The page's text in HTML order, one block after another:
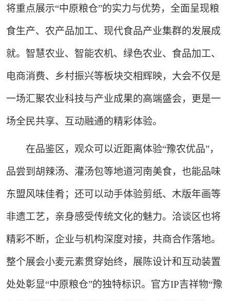
将重点展示“中原粮仓”的实力与优势，全面呈现粮
食生产、农产品加工、现代食品产业集群的发展成
就。智慧农业、智能农机、绿色农业、食品加工、
电商消费、乡村振兴等板块交相辉映，大会不仅是
一场汇聚农业科技与产业成果的高端盛会，更是一
场全民共享、互动融通的精彩体验。
在品鉴区，观众可以近距离体验“豫农优品”，
品尝到胡辣汤、灌汤包等地道河南美食，也能品味
东盟风味佳肴；还可以动手体验剪纸、木版年画等
非遗工艺，亲身感受传统文化的魅力。洽谈区也将
精彩不断，企业与机构深度对接，共商合作落地。
整个展会小麦元素贯穿始终，展陈设计和互动装置
处处彰显“中原粮仓”的独特标识。官方IP吉祥物“豫